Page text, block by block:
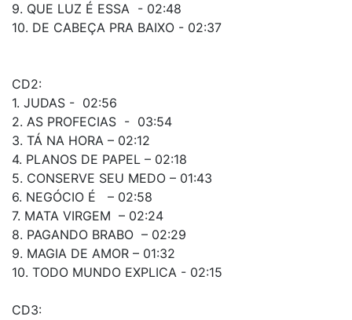
9. QUE LUZ É ESSA - 02:48
10. DE CABEÇA PRA BAIXO - 02:37
CD2:
1. JUDAS - 02:56
2. AS PROFECIAS - 03:54
3. TÁ NA HORA – 02:12
4. PLANOS DE PAPEL – 02:18
5. CONSERVE SEU MEDO – 01:43
6. NEGÓCIO É – 02:58
7. MATA VIRGEM – 02:24
8. PAGANDO BRABO – 02:29
9. MAGIA DE AMOR – 01:32
10. TODO MUNDO EXPLICA - 02:15
CD3: